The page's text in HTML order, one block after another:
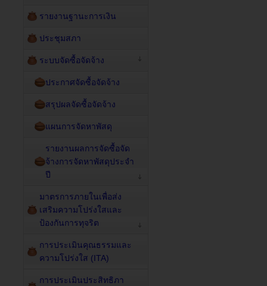
รายงานฐานะการเงิน
ประชุมสภา
ระบบจัดซื้อจัดจ้าง
ประกาศจัดซื้อจัดจ้าง
สรุปผลจัดซื้อจัดจ้าง
แผนการจัดหาพัสดุ
รายงานผลการจัดซื้อจัด
จ้างการจัดหาพัสดุประจำ
ปี
มาตรการภายในเพื่อส่ง
เสริมความโปร่งใสและ
ป้องกันการทุจริต
การประเมินคุณธรรมและ
ความโปร่งใส (ITA)
การประเมินประสิทธิภา